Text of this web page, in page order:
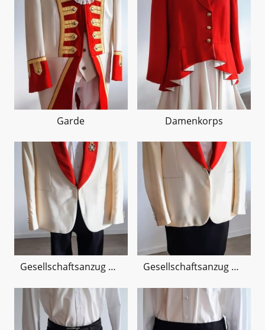
Garde Damenkorps
Gesellschaftsanzug Herren Gesellschaftsanzug Damen